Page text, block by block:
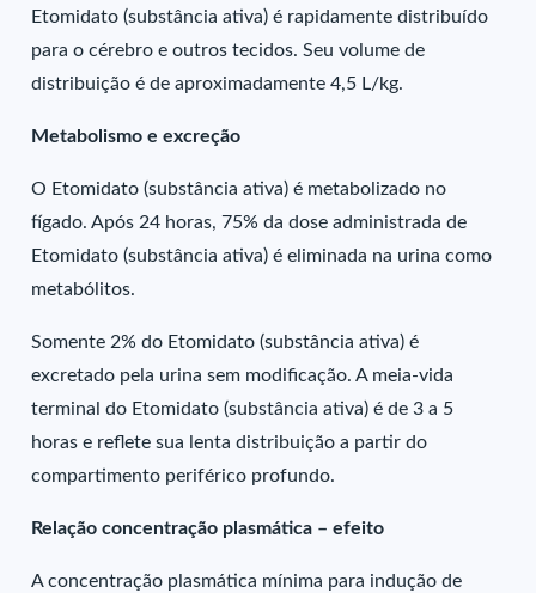
Etomidato (substância ativa) é rapidamente distribuído
para o cérebro e outros tecidos. Seu volume de
distribuição é de aproximadamente 4,5 L/kg.
Metabolismo e excreção
O Etomidato (substância ativa) é metabolizado no
fígado. Após 24 horas, 75% da dose administrada de
Etomidato (substância ativa) é eliminada na urina como
metabólitos.
Somente 2% do Etomidato (substância ativa) é
excretado pela urina sem modificação. A meia-vida
terminal do Etomidato (substância ativa) é de 3 a 5
horas e reflete sua lenta distribuição a partir do
compartimento periférico profundo.
Relação concentração plasmática – efeito
A concentração plasmática mínima para indução de